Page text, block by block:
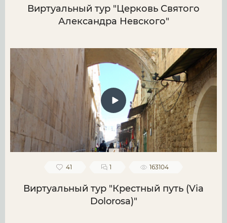
Виртуальный тур "Церковь Святого
Александра Невского"
41 1 163104
Виртуальный тур "Крестный путь (Via
Dolorosa)"